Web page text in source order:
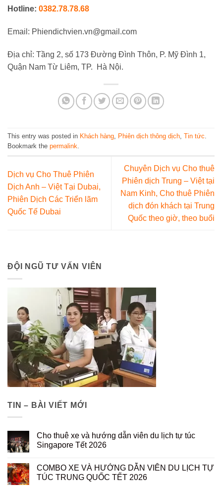
Hotline: 0382.78.78.68
Email: Phiendichvien.vn@gmail.com
Địa chỉ: Tầng 2, số 173 Đường Đình Thôn, P. Mỹ Đình 1,
Quận Nam Từ Liêm, TP. Hà Nội.
This entry was posted in Khách hàng, Phiên dịch thông dịch, Tin tức.
Bookmark the permalink.
Dịch vụ Cho Thuê Phiên
Dịch Anh – Việt Tại Dubai,
Phiên Dịch Các Triển lãm
Quốc Tế Dubai
Chuyên Dịch vụ Cho thuê
Phiên dịch Trung – Việt tại
Nam Kinh, Cho thuê Phiên
dịch đón khách tại Trung
Quốc theo giờ, theo buổi
ĐỘI NGŨ TƯ VẤN VIÊN
TIN – BÀI VIẾT MỚI
Cho thuê xe và hướng dẫn viên du lịch tự túc
Singapore Tết 2026
COMBO XE VÀ HƯỚNG DẪN VIÊN DU LỊCH TỰ
TÚC TRUNG QUỐC TẾT 2026